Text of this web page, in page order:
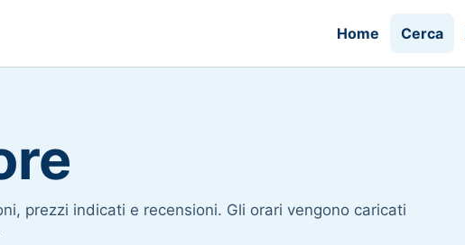
Home Cerca
prezzi indicati e recensioni. Gli orari vengono caricati